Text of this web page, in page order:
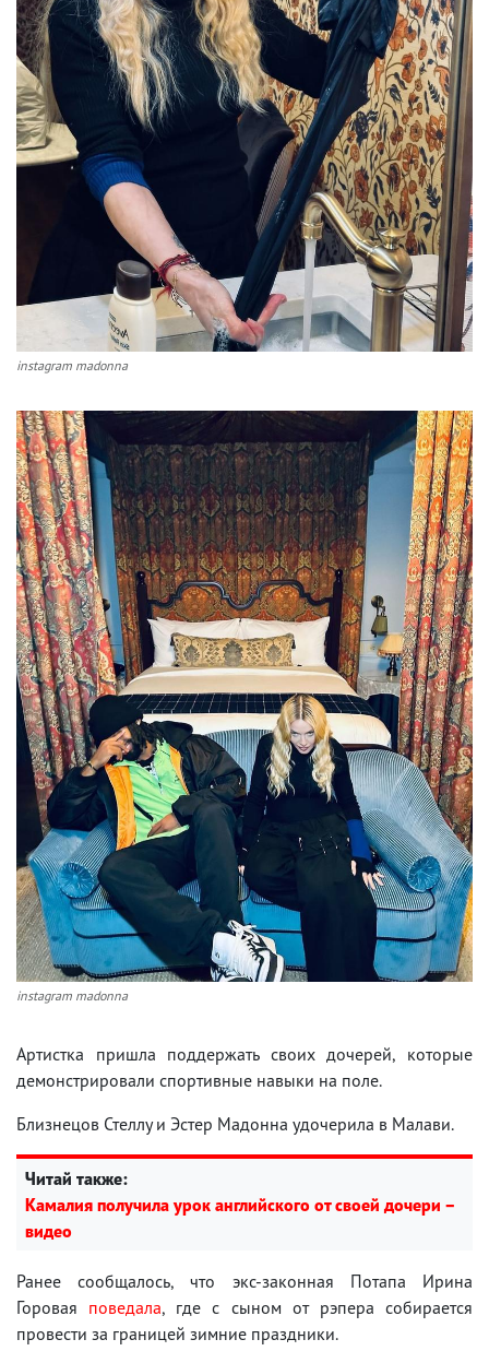
instagram madonna
instagram madonna
Артистка пришла поддержать своих дочерей, которые
демонстрировали спортивные навыки на поле.
Близнецов Стеллу и Эстер Мадонна удочерила в Малави.
Читай также:
Камалия получила урок английского от своей дочери –
видео
Ранее сообщалось, что экс-законная Потапа Ирина
Горовая поведала, где с сыном от рэпера собирается
провести за границей зимние праздники.